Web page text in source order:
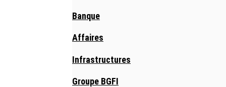
Banque
Affaires
Infrastructures
Groupe BGFI